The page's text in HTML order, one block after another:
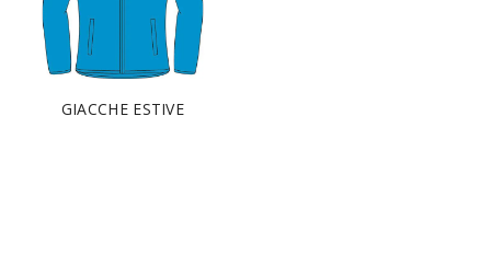
GIACCHE ESTIVE